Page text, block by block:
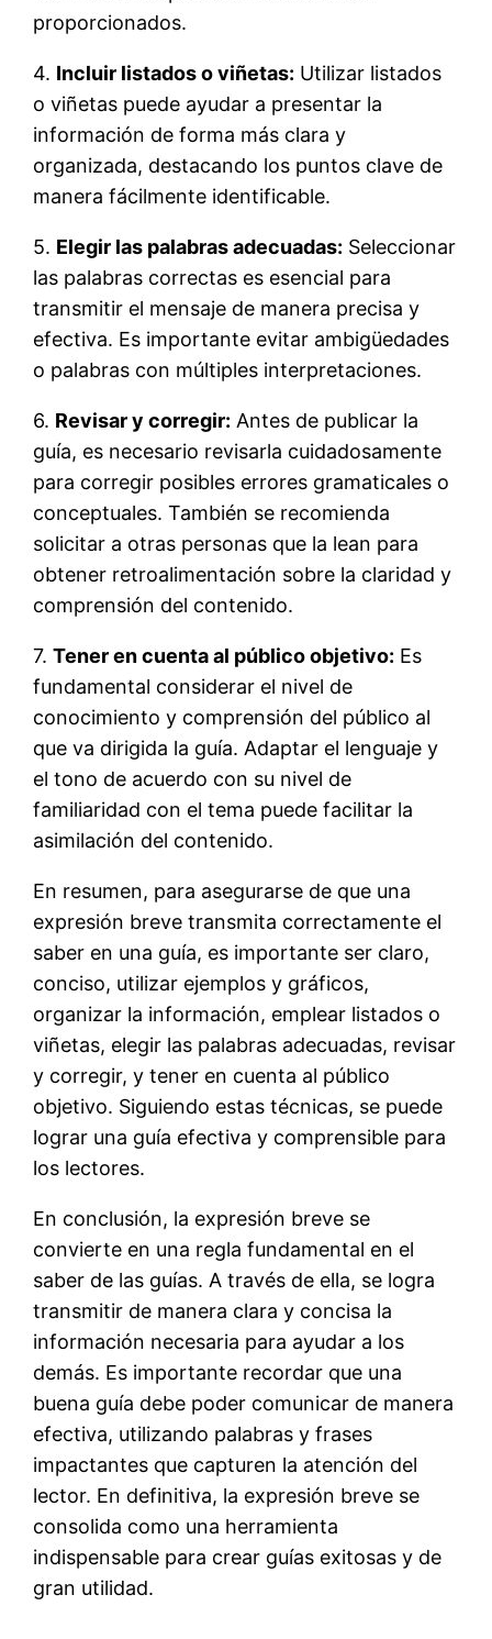
proporcionados.
4. Incluir listados o viñetas: Utilizar listados
o viñetas puede ayudar a presentar la
información de forma más clara y
organizada, destacando los puntos clave de
manera fácilmente identificable.
5. Elegir las palabras adecuadas: Seleccionar
las palabras correctas es esencial para
transmitir el mensaje de manera precisa y
efectiva. Es importante evitar ambigüedades
o palabras con múltiples interpretaciones.
6. Revisar y corregir: Antes de publicar la
guía, es necesario revisarla cuidadosamente
para corregir posibles errores gramaticales o
conceptuales. También se recomienda
solicitar a otras personas que la lean para
obtener retroalimentación sobre la claridad y
comprensión del contenido.
7.Tener en cuenta al público objetivo: Es
fundamental considerar el nivel de
conocimiento y comprensión del público al
que va dirigida la guía. Adaptar el lenguaje y
el tono de acuerdo con su nivel de
familiaridad con el tema puede facilitar la
asimilación del contenido.
En resumen, para asegurarse de que una
expresión breve transmita correctamente el
saber en una guía, es importante ser claro,
conciso, utilizar ejemplos y gráficos,
organizar la información, emplear listados o
viñetas, elegir las palabras adecuadas, revisar
y corregir, y tener en cuenta al público
objetivo. Siguiendo estas técnicas, se puede
lograr una guía efectiva y comprensible para
los lectores.
En conclusión, la expresión breve se
convierte en una regla fundamental en el
saber de las guías. A través de ella, se logra
transmitir de manera clara y concisa la
información necesaria para ayudar a los
demás. Es importante recordar que una
buena guía debe poder comunicar de manera
efectiva, utilizando palabras y frases
impactantes que capturen la atención del
lector. En definitiva, la expresión breve se
consolida como una herramienta
indispensable para crear guías exitosas y de
gran utilidad.